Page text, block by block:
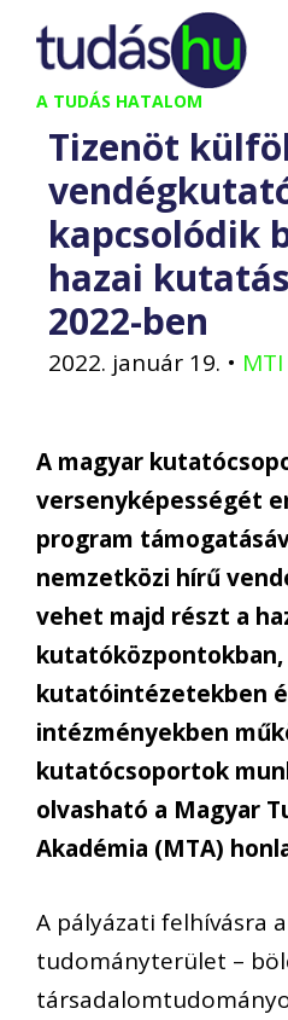
Kilépés
tartalomba
A TUDÁS HATALOM
Tizenöt
kapcsolódik
hazai
2022-ben
2022. január 19. • MTI
A magyar
versenyképességét
program
nemzetközi hírű
vehet majd részt a
kutatóközpontokban,
kutatóintézetekben
intézményekben
kutatócsoportok
olvasható a Magyar
Akadémia (MTA)
A pályázati felhívásra
tudományterület –